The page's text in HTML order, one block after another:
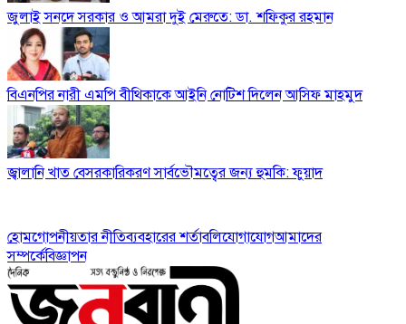
জুলাই সনদে সরকার ও আমরা দুই মেরুতে: ডা. শফিকুর রহমান
বিএনপির নারী এমপি বীথিকাকে আইনি নোটিশ দিলেন আসিফ মাহমুদ
জ্বালানি খাত বেসরকারিকরণ সার্বভৌমত্বের জন্য হুমকি: ফুয়াদ
হোমগোপনীয়তার নীতিব্যবহারের শর্তাবলিযোগাযোগআমাদের
সম্পর্কেবিজ্ঞাপন